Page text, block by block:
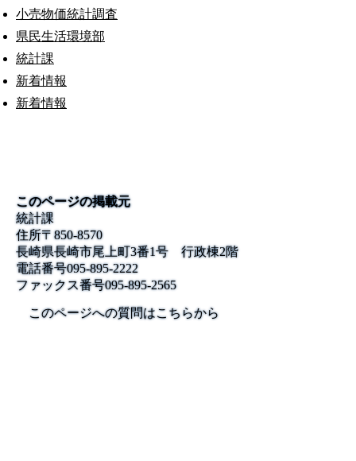
小売物価統計調査
県民生活環境部
統計課
新着情報
新着情報
このページの掲載元
統計課
住所〒850-8570
長崎県長崎市尾上町3番1号 行政棟2階
電話番号095-895-2222
ファックス番号095-895-2565
このページへの質問はこちらから